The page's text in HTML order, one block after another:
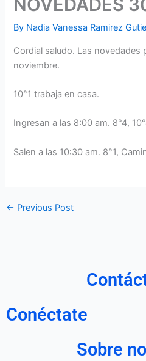
NOVEDADES
By Nadia Vanessa Ramirez
Cordial saludo. Las novedades
noviembre.
10°1 trabaja en casa.
Ingresan a las 8:00 am. 8°4,
Salen a las 10:30 am. 8°1,
← Previous Post
Conéctate
Sobre